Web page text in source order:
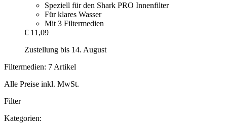
Speziell für den Shark PRO Innenfilter
Für klares Wasser
Mit 3 Filtermedien
€ 11,09
Zustellung bis 14. August
Filtermedien: 7 Artikel
Alle Preise inkl. MwSt.
Filter
Kategorien: